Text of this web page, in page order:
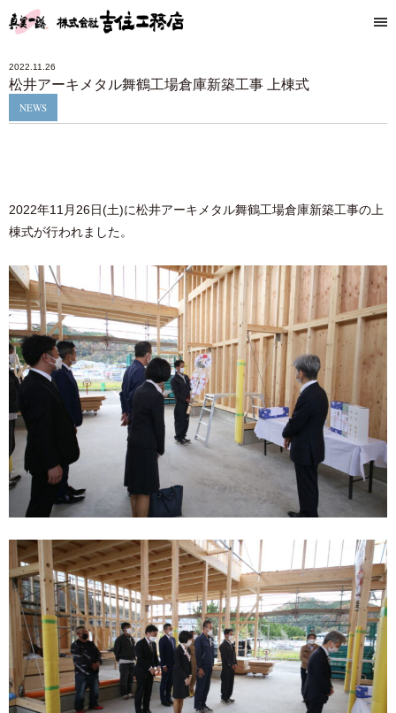
2022.11.26
松井アーキメタル舞鶴工場倉庫新築工事 上棟式
NEWS
2022年11月26日(土)に松井アーキメタル舞鶴工場倉庫新築工事の上
棟式が行われました。